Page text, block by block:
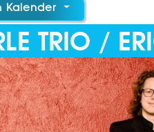
Kalender
TRIO /